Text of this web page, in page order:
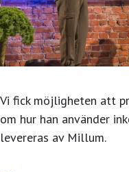
Vi fick möjligheten att
om hur han använder
levereras av Millum.